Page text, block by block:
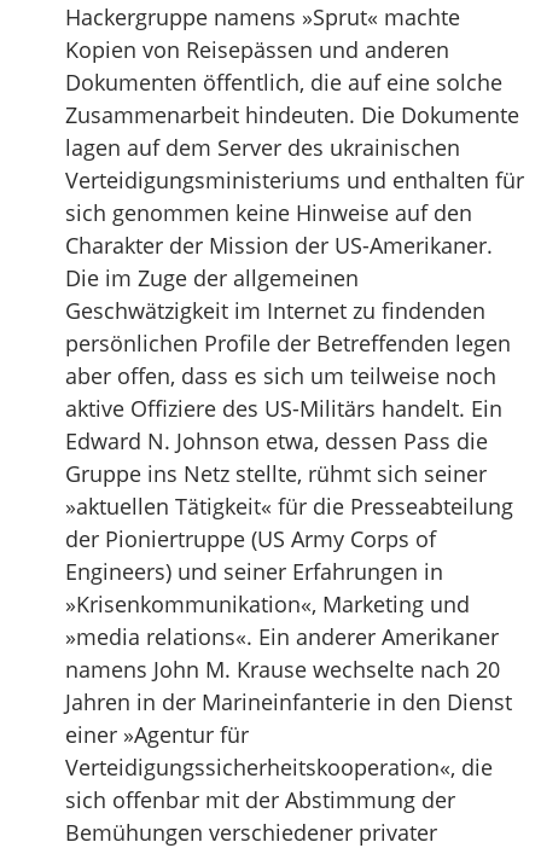
Hackergruppe namens »Sprut« machte
Kopien von Reisepässen und anderen
Dokumenten öffentlich, die auf eine solche
Zusammenarbeit hindeuten. Die Dokumente
lagen auf dem Server des ukrainischen
Verteidigungsministeriums und enthalten für
sich genommen keine Hinweise auf den
Charakter der Mission der US-Amerikaner.
Die im Zuge der allgemeinen
Geschwätzigkeit im Internet zu findenden
persönlichen Profile der Betreffenden legen
aber offen, dass es sich um teilweise noch
aktive Offiziere des US-Militärs handelt. Ein
Edward N. Johnson etwa, dessen Pass die
Gruppe ins Netz stellte, rühmt sich seiner
»aktuellen Tätigkeit« für die Presseabteilung
der Pioniertruppe (US Army Corps of
Engineers) und seiner Erfahrungen in
»Krisenkommunikation«, Marketing und
»media relations«. Ein anderer Amerikaner
namens John M. Krause wechselte nach 20
Jahren in der Marineinfanterie in den Dienst
einer »Agentur für
Verteidigungssicherheitskooperation«, die
sich offenbar mit der Abstimmung der
Bemühungen verschiedener privater